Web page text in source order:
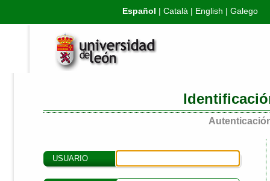
Español | Català | English | Galego
USUARIO